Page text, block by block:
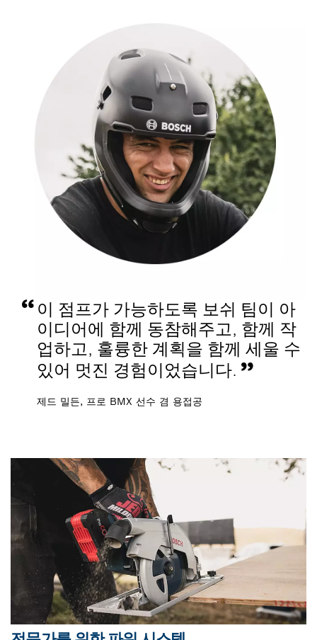
이 점프가 가능하도록 보쉬 팀이 아
이디어에 함께 동참해주고, 함께 작
업하고, 훌륭한 계획을 함께 세울 수
있어 멋진 경험이었습니다.
제드 밀든, 프로 BMX 선수 겸 용접공